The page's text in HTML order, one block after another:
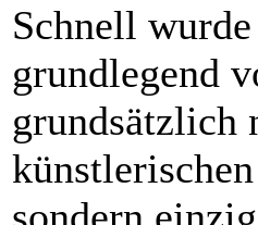
Schnell
grundlegend
grundsätzlich
sondern